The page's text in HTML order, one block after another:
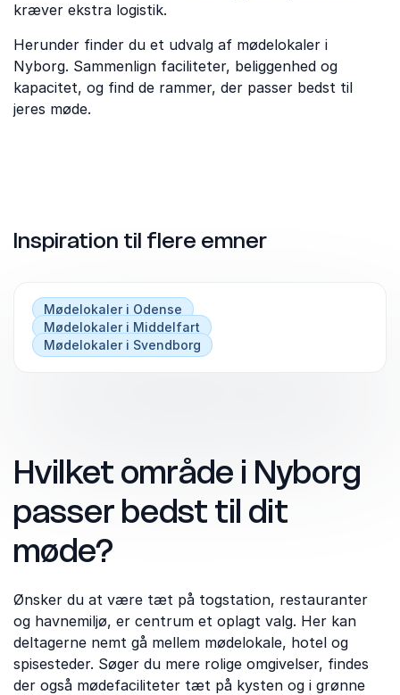
kræver ekstra logistik.
Herunder finder du et udvalg af mødelokaler i
Nyborg. Sammenlign faciliteter, beliggenhed og
kapacitet, og find de rammer, der passer bedst til
jeres møde.
Inspiration til flere emner
Mødelokaler i Odense
Mødelokaler i Middelfart
Mødelokaler i Svendborg
Hvilket område i Nyborg
passer bedst til dit
møde?
Ønsker du at være tæt på togstation, restauranter
og havnemiljø, er centrum et oplagt valg. Her kan
deltagerne nemt gå mellem mødelokale, hotel og
spisesteder. Søger du mere rolige omgivelser, findes
der også mødefaciliteter tæt på kysten og i grønne